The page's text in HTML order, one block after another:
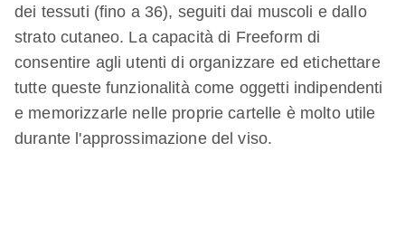
dei tessuti (fino a 36), seguiti dai muscoli e dallo
strato cutaneo. La capacità di Freeform di
consentire agli utenti di organizzare ed etichettare
tutte queste funzionalità come oggetti indipendenti
e memorizzarle nelle proprie cartelle è molto utile
durante l'approssimazione del viso.